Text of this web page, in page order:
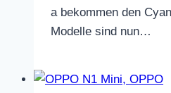
a bekommen den
Modelle sind nun…